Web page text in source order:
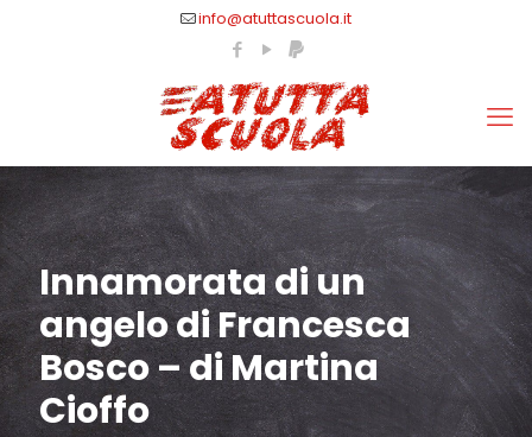
info@atuttascuola.it
Innamorata di un
angelo di Francesca
Bosco – di Martina
Cioffo